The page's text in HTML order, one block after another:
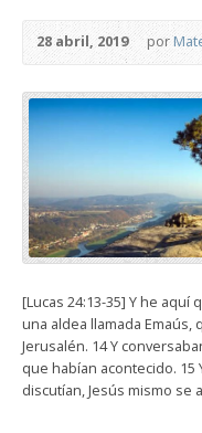
28 abril, 2019 por
[Lucas 24:13-35] Y he
una aldea llamada
Jerusalén. 14 Y
que habían acontecido.
discutían, Jesús mismo se